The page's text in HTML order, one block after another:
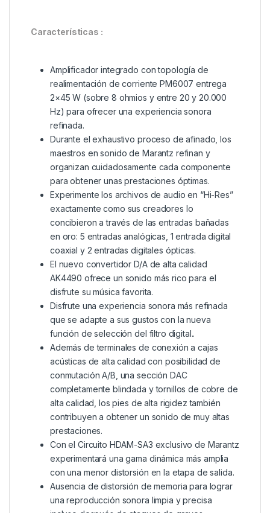
Características :
Amplificador integrado con topología de
realimentación de corriente PM6007 entrega
2×45 W (sobre 8 ohmios y entre 20 y 20.000
Hz) para ofrecer una experiencia sonora
refinada.
Durante el exhaustivo proceso de afinado, los
maestros en sonido de Marantz refinan y
organizan cuidadosamente cada componente
para obtener unas prestaciones óptimas.
Experimente los archivos de audio en “Hi-Res”
exactamente como sus creadores lo
concibieron a través de las entradas bañadas
en oro: 5 entradas analógicas, 1 entrada digital
coaxial y 2 entradas digitales ópticas.
El nuevo convertidor D/A de alta calidad
AK4490 ofrece un sonido más rico para el
disfrute su música favorita.
Disfrute una experiencia sonora más refinada
que se adapte a sus gustos con la nueva
función de selección del filtro digital..
Además de terminales de conexión a cajas
acústicas de alta calidad con posibilidad de
conmutación A/B, una sección DAC
completamente blindada y tornillos de cobre de
alta calidad, los pies de alta rigidez también
contribuyen a obtener un sonido de muy altas
prestaciones.
Con el Circuito HDAM-SA3 exclusivo de Marantz
experimentará una gama dinámica más amplia
con una menor distorsión en la etapa de salida.
Ausencia de distorsión de memoria para lograr
una reproducción sonora limpia y precisa